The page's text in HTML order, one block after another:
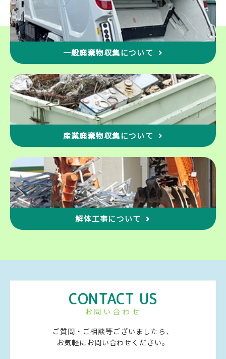
あって、お客様の同意を得ることが困難であるとき。
個人情報の管理
お客様の個人情報は、当社が適切な管理を行なうとともに、
漏洩、滅失、毀損の防止のために最大限の注意を払っており
託先に、個人情報の取り扱いの一部を委託しています。委託
先は、委託業務を行なうために必要な範 囲で個人情報を利用
します。 この場合、 当社は、委託先との間で個人情報の取
り扱いについて適切な契約を締結 し、適切な管理を要求いた
します。
従業員の監督方法
教育を行っております。 また、当社が個人情報を管理 する際
は、管理責任者を置き、適切な管理を行うとともに、外部へ
の流出防止に努めます。さらに、外部からの不 正アクセス、
改ざん等の危険に対しては、適切かつ合理的な範囲の安全対
策を実施し、お客様の個人情報保護に努めます。
個人情報に係るデータベース等のアクセスについては、アク
セス権を有するものを限定し、社内においても不正な利用が
なされないように厳重に管理します。
当社では、お客様に提供するサービス向上のため、上記各項
る場合は、この変更について本ウェブサイトに掲載します。
とにより、常にプライバシー情報の収集や使用方法を知るこ
とができます。定期的にご確認くださいますようお願い申し
異なった方法で個人情報を使用する場合も、本ウェブサイト
に掲載または電子メールにてご連絡させていただきます。本
ウェブサイトが当初と異な った方法で個人情報の使用をして
一般廃棄物収集について
産業廃棄物収集について
解体工事について
CONTACT US
お問い合わせ
ご質問・ご相談等ございましたら、
お気軽にお問い合わせください。